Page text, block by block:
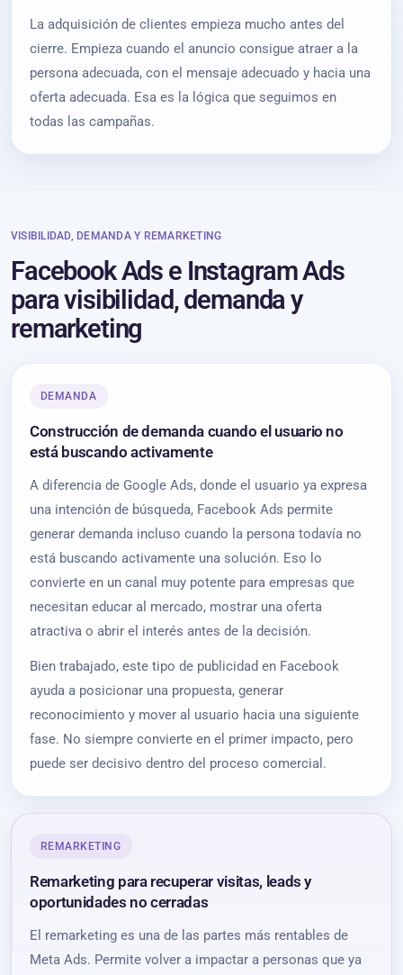
La adquisición de clientes empieza mucho antes del
cierre. Empieza cuando el anuncio consigue atraer a la
persona adecuada, con el mensaje adecuado y hacia una
oferta adecuada. Esa es la lógica que seguimos en
todas las campañas.
VISIBILIDAD, DEMANDA Y REMARKETING
Facebook Ads e Instagram Ads
para visibilidad, demanda y
remarketing
DEMANDA
Construcción de demanda cuando el usuario no
está buscando activamente
A diferencia de Google Ads, donde el usuario ya expresa
una intención de búsqueda, Facebook Ads permite
generar demanda incluso cuando la persona todavía no
está buscando activamente una solución. Eso lo
convierte en un canal muy potente para empresas que
necesitan educar al mercado, mostrar una oferta
atractiva o abrir el interés antes de la decisión.
Bien trabajado, este tipo de publicidad en Facebook
ayuda a posicionar una propuesta, generar
reconocimiento y mover al usuario hacia una siguiente
fase. No siempre convierte en el primer impacto, pero
puede ser decisivo dentro del proceso comercial.
REMARKETING
Remarketing para recuperar visitas, leads y
oportunidades no cerradas
El remarketing es una de las partes más rentables de
Meta Ads. Permite volver a impactar a personas que ya